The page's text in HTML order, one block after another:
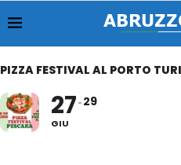
PIZZA FESTIVAL AL PORTO
27
GIU
29